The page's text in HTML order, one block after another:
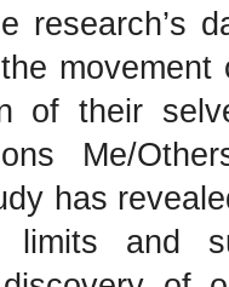
research’s
of their
Me/
has
limits and